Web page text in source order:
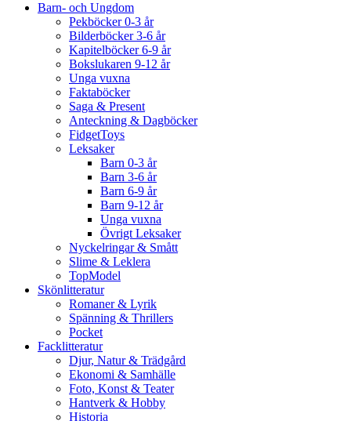
Barn- och Ungdom
Pekböcker 0-3 år
Bilderböcker 3-6 år
Kapitelböcker 6-9 år
Bokslukaren 9-12 år
Unga vuxna
Faktaböcker
Saga & Present
Anteckning & Dagböcker
FidgetToys
Leksaker
Barn 0-3 år
Barn 3-6 år
Barn 6-9 år
Barn 9-12 år
Unga vuxna
Övrigt Leksaker
Nyckelringar & Smått
Slime & Leklera
TopModel
Skönlitteratur
Romaner & Lyrik
Spänning & Thrillers
Pocket
Facklitteratur
Djur, Natur & Trädgård
Ekonomi & Samhälle
Foto, Konst & Teater
Hantverk & Hobby
Historia